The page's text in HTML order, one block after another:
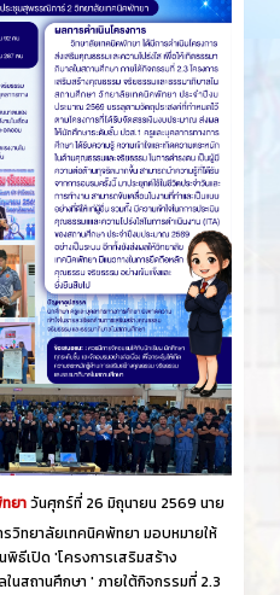
ยาวันศุกร์​ที่ 26 ​มิถุนายน​ 2569 นาย
วิทยาลัยเทคนิคพัทยา มอบหมายให้
ธีเปิด 'โครงการเสริมสร้าง
นสถานศึกษา ' ภายใต้กิจกรรมที่ 2.3